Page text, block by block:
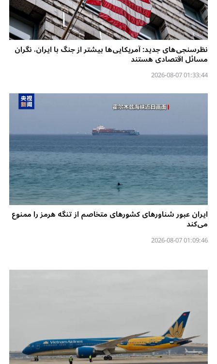
نظرسنجی‌‌های جدید: آمریکایی‌ها بیشتر از جنگ با ایران، نگران
مسائل اقتصادی هستند
01:33:44 2026-08-07
ایران عبور شناورهای کشورهای متخاصم از تنگه هرمز را ممنوع
می‌کند
01:09:46 2026-08-07